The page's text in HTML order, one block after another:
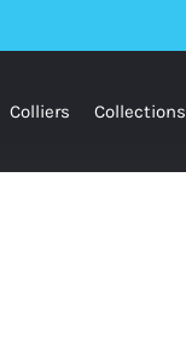
Colliers Collections